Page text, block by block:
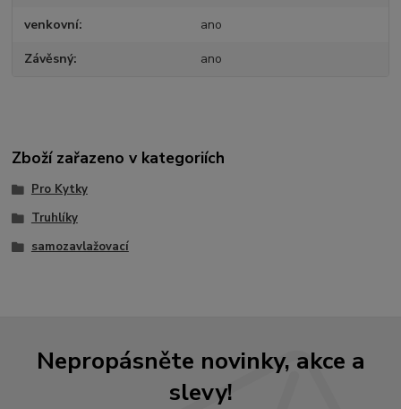
venkovní ano
Závěsný ano
Zboží zařazeno v kategoriích
Pro Kytky
Truhlíky
samozavlažovací
Nepropásněte novinky, akce a
slevy!